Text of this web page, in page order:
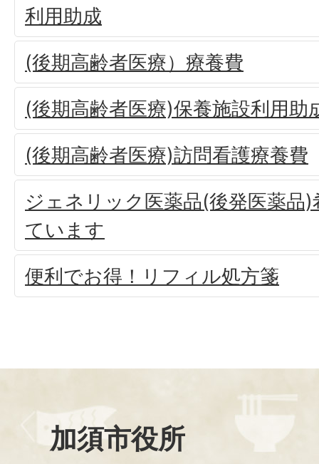
利用助成
(後期高齢者医療）療養費
(後期高齢者医療)保養施設利用助
(後期高齢者医療)訪問看護療養費
ジェネリック医薬品(後発医薬品
ています
便利でお得！リフィル処方箋
加須市役所